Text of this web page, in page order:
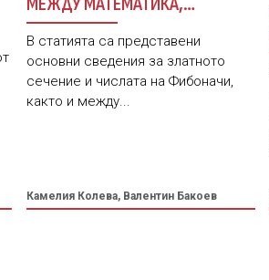
ИНФОРМАТИКА И МУЗИКА
В статията са представени
основни сведения за златното
сечение и числата на Фибоначи,
както и между...
Камелия Колева, Валентин Бакоев